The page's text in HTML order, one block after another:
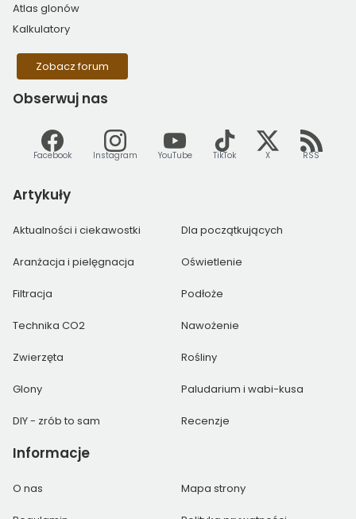
Atlas glonów
Kalkulatory
Zobacz forum
Obserwuj nas
Facebook Instagram YouTube TikTok X RSS
Artykuły
Aktualności i ciekawostki Dla początkujących
Aranżacja i pielęgnacja Oświetlenie
Filtracja Podłoże
Technika CO2 Nawożenie
Zwierzęta Rośliny
Glony Paludarium i wabi-kusa
DIY - zrób to sam Recenzje
Informacje
O nas Mapa strony